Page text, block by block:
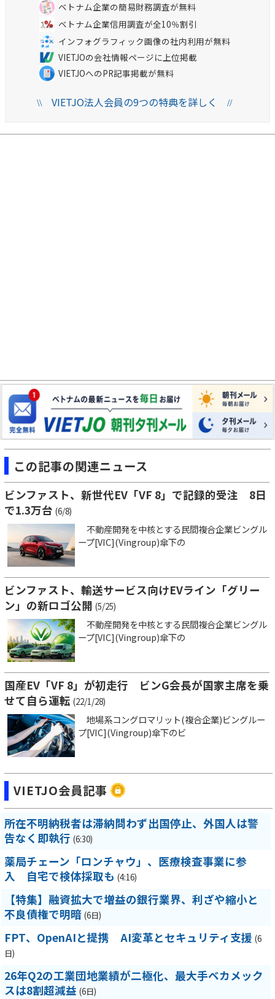
ベトナム企業の簡易財務調査が無料
ベトナム企業信用調査が全10％割引
インフォグラフィック画像の社内利用が無料
VIETJOの会社情報ページに上位掲載
VIETJOへのPR記事掲載が無料
\\VIETJO法人会員の9つの特典を詳しく //
この記事の関連ニュース
ビンファスト、新世代EV「VF 8」で記録的受注 8日
で1.3万台 (6/8)
不動産開発を中核とする民間複合企業ビングル
ープ[VIC](Vingroup)傘下の
ビンファスト、輸送サービス向けEVライン「グリー
ン」の新ロゴ公開 (5/25)
不動産開発を中核とする民間複合企業ビングル
ープ[VIC](Vingroup)傘下の
国産EV「VF 8」が初走行 ビンG会長が国家主席を乗
せて自ら運転 (22/1/28)
地場系コングロマリット(複合企業)ビングルー
プ[VIC](Vingroup)傘下のビ
VIETJO会員記事
所在不明納税者は滞納問わず出国停止、外国人は警
告なく即執行 (6:30)
薬局チェーン「ロンチャウ」、医療検査事業に参
入 自宅で検体採取も (4:16)
【特集】融資拡大で増益の銀行業界、利ざや縮小と
不良債権で明暗 (6日)
FPT、OpenAIと提携 AI変革とセキュリティ支援 (6
日)
26年Q2の工業団地業績が二極化、最大手ベカメック
スは8割超減益 (6日)